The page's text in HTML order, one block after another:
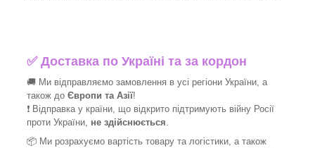
✅Доставка по Україні та за кордон
🚚 Ми відправляємо замовлення в усі регіони України, а
також до Європи та Азії!
❗ Відправка у країни, що відкрито підтримують війну Росії
проти України, не здійснюється
📦 Ми розрахуємо вартість товару та логістики, а також